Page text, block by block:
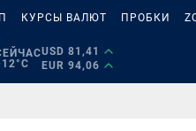
КУРСЫ ВАЛЮТ ПРОБКИ
USD 81,41
EUR 94,06